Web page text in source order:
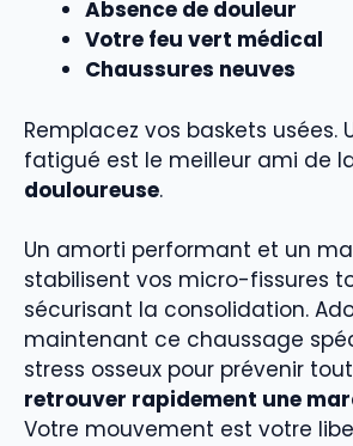
Absence de douleur
Votre feu vert médical
Chaussures neuves
Remplacez vos baskets usées.
fatigué est le meilleur ami de
douloureuse.
Un amorti performant et un
stabilisent vos micro-fissures
sécurisant la consolidation.
maintenant ce chaussage
stress osseux pour prévenir
retrouver rapidement une
Votre mouvement est votre